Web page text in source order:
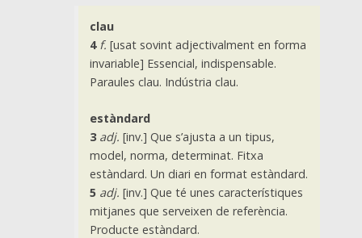
clau
4 f. [usat sovint adjectivalment en forma
invariable] Essencial, indispensable.
Paraules clau. Indústria clau.
estàndard
3 adj. [inv.] Que s’ajusta a un tipus,
model, norma, determinat. Fitxa
estàndard. Un diari en format estàndard.
5 adj. [inv.] Que té unes característiques
mitjanes que serveixen de referència.
Producte estàndard.